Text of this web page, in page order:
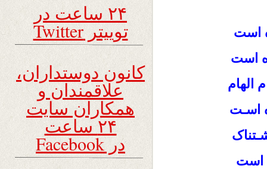
است
است
الهام
اسـت
است
۲۴ ساعت در
توییتر Twitter
کانون دوستداران،
علاقمندان و
همکاران سایت
۲۴ ساعت
در Facebook